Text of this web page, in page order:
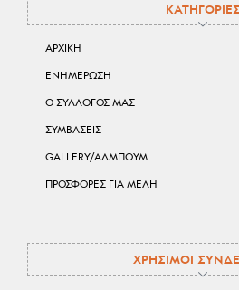
ΚΑΤΗΓΟΡΙΕΣ
ΑΡΧΙΚΗ
ΕΝΗΜΕΡΩΣΗ
Ο ΣΥΛΛΟΓΟΣ ΜΑΣ
ΣΥΜΒΑΣΕΙΣ
GALLERY/ΑΛΜΠΟΥΜ
ΠΡΟΣΦΟΡΕΣ ΓΙΑ ΜΕΛΗ
ΧΡΗΣΙΜΟΙ